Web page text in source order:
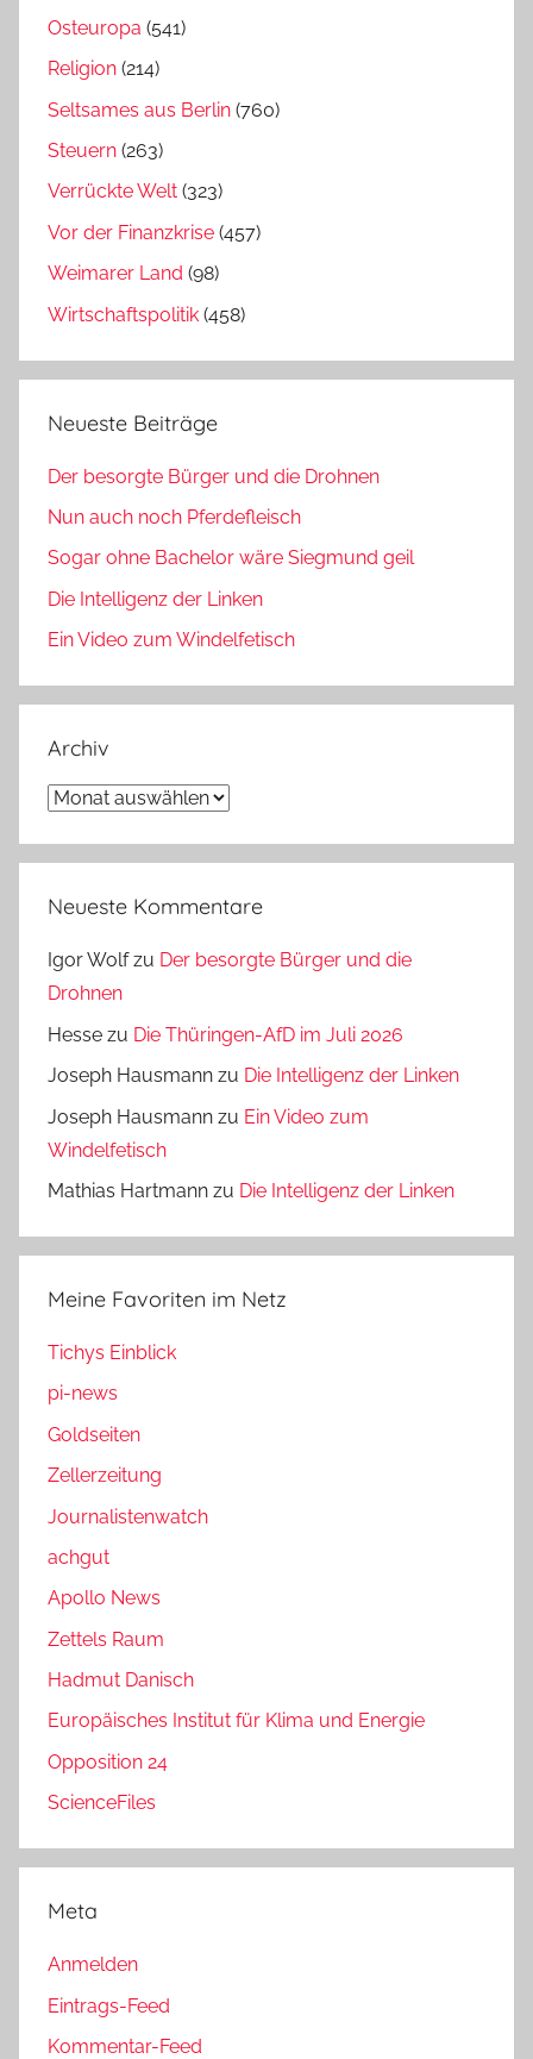
Osteuropa (541)
Religion (214)
Seltsames aus Berlin (760)
Steuern (263)
Verrückte Welt (323)
Vor der Finanzkrise (457)
Weimarer Land (98)
Wirtschaftspolitik (458)
Neueste Beiträge
Der besorgte Bürger und die Drohnen
Nun auch noch Pferdefleisch
Sogar ohne Bachelor wäre Siegmund geil
Die Intelligenz der Linken
Ein Video zum Windelfetisch
Archiv
Archiv
Neueste Kommentare
Igor Wolfzu Der besorgte Bürger und die
Drohnen
Hesse zu Die Thüringen-AfD im Juli 2026
Joseph Hausmann zu Die Intelligenz der Linken
Joseph Hausmann zu Ein Video zum
Windelfetisch
Mathias Hartmann zu Die Intelligenz der Linken
Meine Favoriten im Netz
Tichys Einblick
pi-news
Goldseiten
Zellerzeitung
Journalistenwatch
achgut
Apollo News
Zettels Raum
Hadmut Danisch
Europäisches Institut für Klima und Energie
Opposition 24
ScienceFiles
Meta
Anmelden
Eintrags-Feed
Kommentar-Feed